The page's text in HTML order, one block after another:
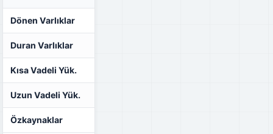
Dönen Varlıklar
Duran Varlıklar
Kısa Vadeli Yük.
Uzun Vadeli Yük.
Özkaynaklar